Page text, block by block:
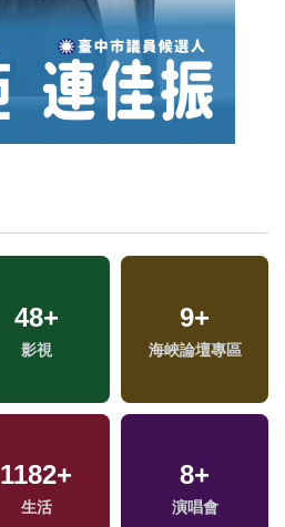
48+
影視
9+
海峽論壇專區
1182+
生活
8+
演唱會